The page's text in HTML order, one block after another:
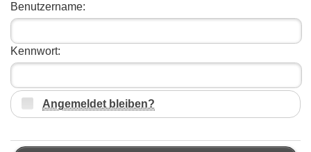
Benutzername:
Kennwort:
Angemeldet bleiben?